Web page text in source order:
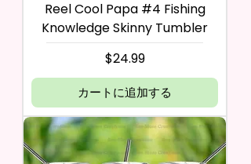
Reel Cool Papa #4 Fishing
Knowledge Skinny Tumbler
価格
$24.99
カートに追加する